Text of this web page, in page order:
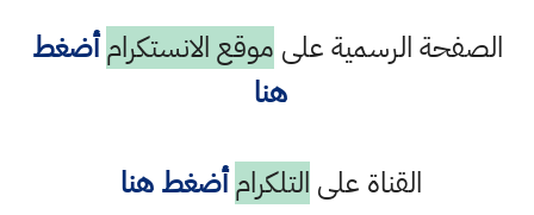
الصفحة الرسمية على موقع الانستكرام أضغط
هنا
القناة على التلكرام أضغط هنا